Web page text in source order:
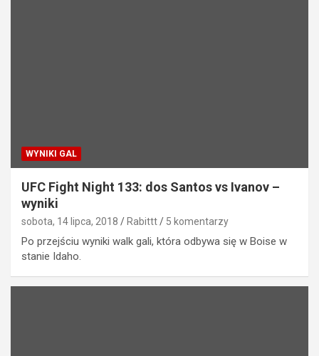
WYNIKI GAL
UFC Fight Night 133: dos Santos vs Ivanov –
wyniki
sobota, 14 lipca, 2018 Rabittt 5 komentarzy
Po przejściu wyniki walk gali, która odbywa się w Boise w
stanie Idaho.